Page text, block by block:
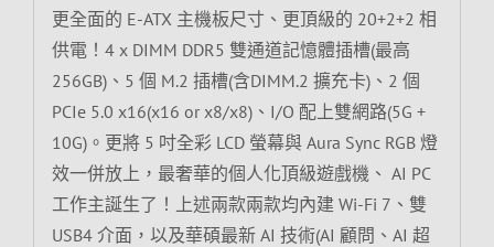
更全面的 E-ATX 主機板尺寸、更頂級的 20+2+2 相
供電！4 x DIMM DDR5 雙通道記憶體插槽(最高
256GB)、5 個 M.2 插槽(含DIMM.2 擴充卡)、2 個
PCIe 5.0 x16(x16 or x8/x8)、I/O 配上雙網路(5G +
10G)。更將 5 吋全彩 LCD 螢幕與 Aura Sync RGB 燈
效一併放上，最奢華的個人化頂級遊戲機、 AI PC
工作主誕生了！上述兩款兩款均內建 Wi-Fi 7、雙
USB4 介面，以及華碩最新 AI 技術(AI 顧問、AI 超